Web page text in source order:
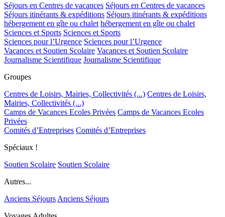
Séjours en Centres de vacances Séjours en Centres de vacances
Séjours itinérants & expéditions Séjours itinérants & expéditions
hébergement en gîte ou chalet hébergement en gîte ou chalet
Sciences et Sports Sciences et Sports
Sciences pour l’Urgence Sciences pour l’Urgence
Vacances et Soutien Scolaire Vacances et Soutien Scolaire
Journalisme Scientifique Journalisme Scientifique
Groupes
Centres de Loisirs, Mairies, Collectivités (...) Centres de Loisirs,
Mairies, Collectivités (...)
Camps de Vacances Ecoles Privées Camps de Vacances Ecoles
Privées
Comités d’Entreprises Comités d’Entreprises
Spéciaux !
Soutien Scolaire Soutien Scolaire
Autres...
Anciens Séjours Anciens Séjours